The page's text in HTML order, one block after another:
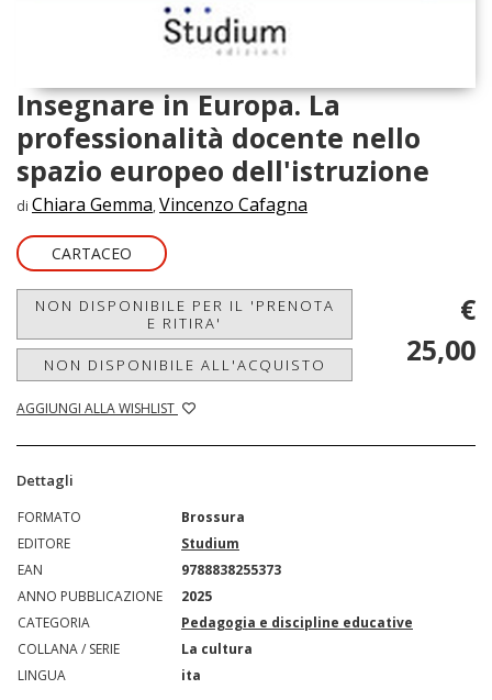
Insegnare in Europa. La
professionalità docente nello
spazio europeo dell'istruzione
di Chiara Gemma, Vincenzo Cafagna
CARTACEO
NON DISPONIBILE PER IL 'PRENOTA
E RITIRA'
NON DISPONIBILE ALL'ACQUISTO
AGGIUNGI ALLA WISHLIST
€
25,00
Dettagli
FORMATO
Brossura
EDITORE
Studium
EAN
9788838255373
ANNO PUBBLICAZIONE
2025
CATEGORIA
Pedagogia e discipline educative
COLLANA / SERIE
La cultura
LINGUA
ita